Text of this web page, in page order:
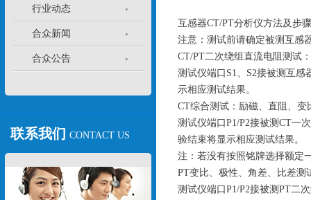
行业动态
合众新闻
合众公告
联系我们 CONTACT US
互感器CT/PT分析仪方法及步
注意：测试前请确定被测互感
CT/PT二次绕组直流电阻测试：
测试仪端口S1、S2接被测互
示相应测试结果。
CT综合测试：励磁、直阻、
测试仪端口P1/P2接被测CT一
验结束将显示相应测试结果。
注：若没有按照铭牌选择额定
PT变比、极性、角差、比差测
测试仪端口P1/P2接被测PT二